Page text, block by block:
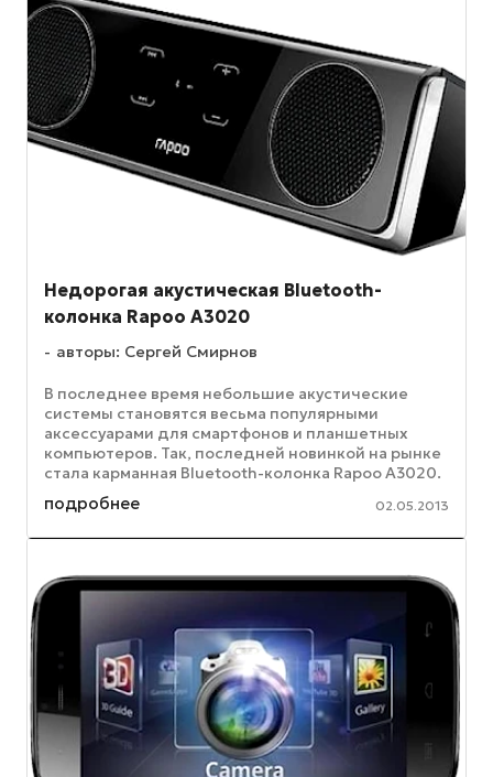
Недорогая акустическая Bluetooth-
колонка Rapoo A3020
авторы: Сергей Смирнов
В последнее время небольшие акустические
системы становятся весьма популярными
аксессуарами для смартфонов и планшетных
компьютеров. Так, последней новинкой на рынке
стала карманная Bluetooth-колонка Rapoo A3020.
По словам производителя, ее колонка ...
подробнее 02.05.2013